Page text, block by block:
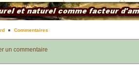
Commentaires
un commentaire